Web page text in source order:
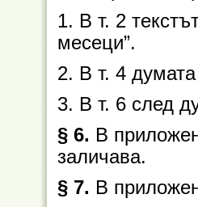
1. В т. 2
месеци”.
2. В т. 4 думата
3. В т. 6 след
§ 6. В
заличава.
§ 7. В